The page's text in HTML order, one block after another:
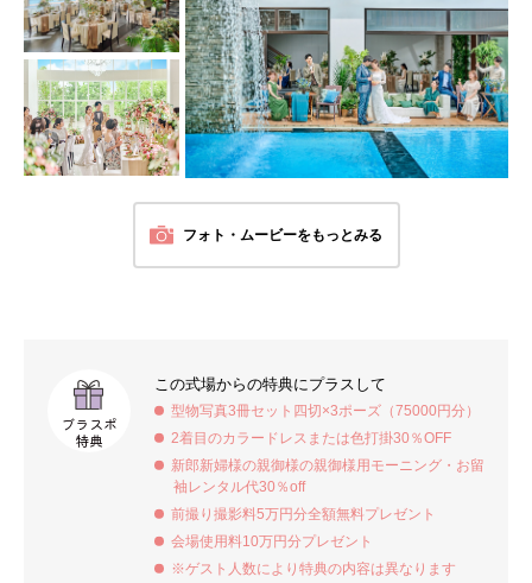
フォト・ムービーをもっとみる
ブラスポ
特典
この式場からの特典にプラスして
型物写真3冊セット四切×3ポーズ（75000円分）
2着目のカラードレスまたは色打掛30％OFF
新郎新婦様の親御様の親御様用モーニング・お留
袖レンタル代30％off
前撮り撮影料5万円分全額無料プレゼント
会場使用料10万円分プレゼント
※ゲスト人数により特典の内容は異なります